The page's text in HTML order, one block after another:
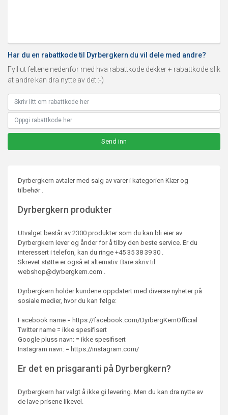
Har du en rabattkode til Dyrbergkern du vil dele med andre?
Fyll ut feltene nedenfor med hva rabattkode dekker + rabattkode slik
at andre kan dra nytte av det :-)
Dyrbergkern avtaler med salg av varer i kategorien Klær og
tilbehør .
Dyrbergkern produkter
Utvalget består av 2300 produkter som du kan bli eier av.
Dyrbergkern lever og ånder for å tilby den beste service. Er du
interessert i telefon, kan du ringe +45 35 38 39 30 .
Skrevet støtte er også et alternativ. Bare skriv til
webshop@dyrbergkern.com .
Dyrbergkern holder kundene oppdatert med diverse nyheter på
sosiale medier, hvor du kan følge:
Facebook name = https://facebook.com/DyrbergKernOfficial
Twitter name = ikke spesifisert
Google pluss navn: = ikke spesifisert
Instagram navn: = https://instagram.com/
Er det en prisgaranti på Dyrbergkern?
Dyrbergkern har valgt å ikke gi levering. Men du kan dra nytte av
de lave prisene likevel.